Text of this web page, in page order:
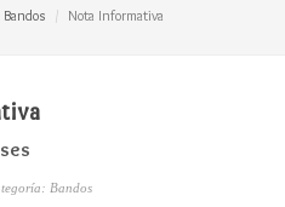
Bandos Nota Informativa
Bandos